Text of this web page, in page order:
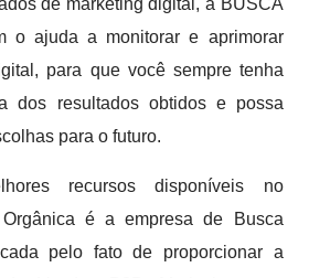
de marketing digital, a BUSCA
o ajuda a monitorar e aprimorar
para que você sempre tenha
dos resultados obtidos e possa
para o futuro.
recursos disponíveis no
é a empresa de Busca
pelo fato de proporcionar a